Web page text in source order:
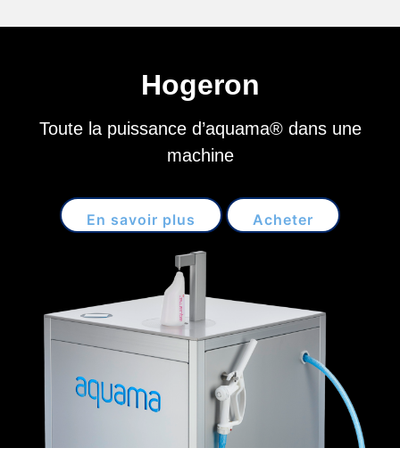
Hogeron
Toute la puissance d’aquama® dans une
machine
En savoir plus Acheter